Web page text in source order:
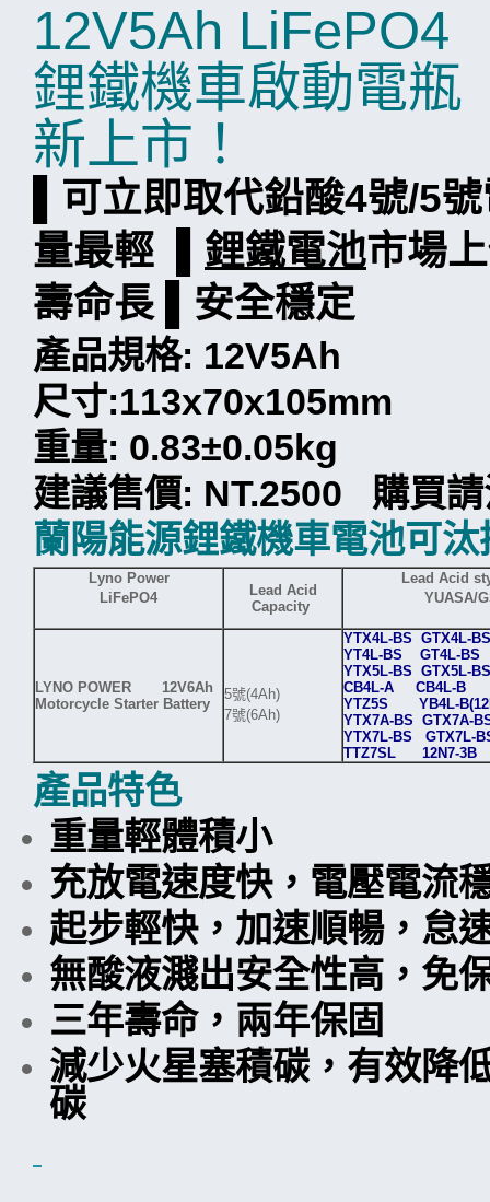
12V5Ah LiFePO4
鋰鐵機車啟動電瓶
新上市！
▌可立即取代鉛酸4號/5
量最輕 ▌ 鋰鐵電池市場
壽命長 ▌安全穩定
產品規格: 12V5Ah
尺寸:113x70x105mm
重量: 0.83±0.05kg
建議售價: NT.2500 購買
蘭陽能源鋰鐵機車電池可
Lyno Power
LiFePO4
Lead Acid
Capacity
Lead Acid
YUASA/
LYNO POWER 12V6Ah
Motorcycle Starter Battery
5號(4Ah)
7號(6Ah)
YTX4L-BS GTX4L-
YT4L-BS GT4L-
YTX5L-BS
CB4L-A CB4L-B
YTZ5S YB4L-
YTX7A-BS GTX7A-
YTX7L-BS GTX7L-
TTZ7SL 12N7-3B
產品特色
重量輕體積小
充放電速度快，電壓電流
起步輕快，加速順暢，怠
無酸液濺出安全性高，免
三年壽命，兩年保固
減少火星塞積碳，有效降
碳